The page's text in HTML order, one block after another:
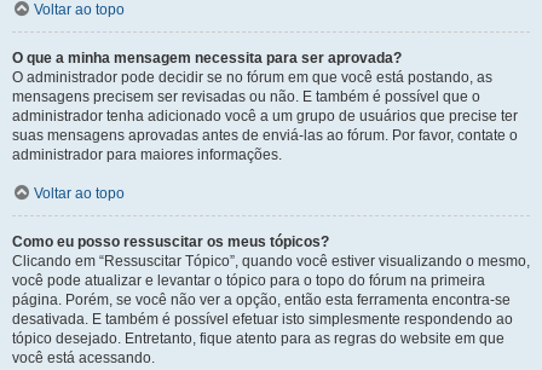
Voltar ao topo
O que a minha mensagem necessita para ser aprovada?
O administrador pode decidir se no fórum em que você está postando, as
mensagens precisem ser revisadas ou não. E também é possível que o
administrador tenha adicionado você a um grupo de usuários que precise ter
suas mensagens aprovadas antes de enviá-las ao fórum. Por favor, contate o
administrador para maiores informações.
Voltar ao topo
Como eu posso ressuscitar os meus tópicos?
Clicando em “Ressuscitar Tópico”, quando você estiver visualizando o mesmo,
você pode atualizar e levantar o tópico para o topo do fórum na primeira
página. Porém, se você não ver a opção, então esta ferramenta encontra-se
desativada. E também é possível efetuar isto simplesmente respondendo ao
tópico desejado. Entretanto, fique atento para as regras do website em que
você está acessando.